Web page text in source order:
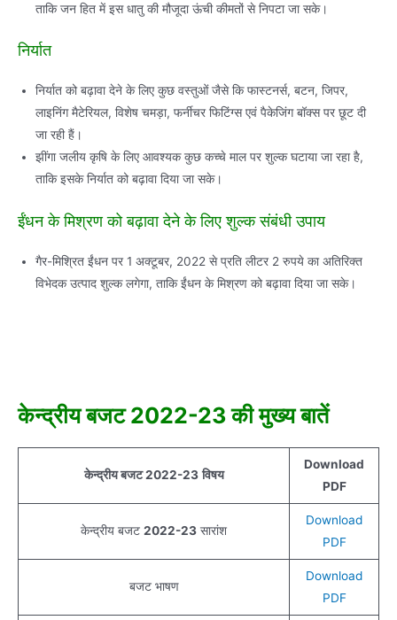
ताकि जन हित में इस धातु की मौजूदा ऊंची कीमतों से निपटा जा सके।
निर्यात
निर्यात को बढ़ावा देने के लिए कुछ वस्‍तुओं जैसे कि फास्‍टनर्स, बटन, जि‍पर,
लाइनिंग मैटेरियल, विशेष चमड़ा, फर्नीचर फिटिंग्स एवं पैकेजिंग बॉक्‍स पर छूट दी
जा रही हैं।
झींगा जलीय कृषि के लिए आवश्‍यक कुछ कच्‍चे माल पर शुल्‍क घटाया जा रहा है,
ताकि इसके निर्यात को बढ़ावा दिया जा सके।
ईंधन के मिश्रण को बढ़ावा देने के लिए शुल्‍क संबंधी उपाय
गैर-मिश्रित ईंधन पर 1 अक्‍टूबर, 2022 से प्रति लीटर 2 रुपये का अतिरिक्‍त
विभेदक उत्‍पाद शुल्‍क लगेगा, ताकि ईंधन के मिश्रण को बढ़ावा दिया जा सके।
केन्‍द्रीय बजट 2022-23 की मुख्‍य बातें
केन्‍द्रीय बजट2022-23 विषय
Download
PDF
केन्‍द्रीय बजट 2022-23 सारांश
Download
PDF
बजट भाषण
Download
PDF